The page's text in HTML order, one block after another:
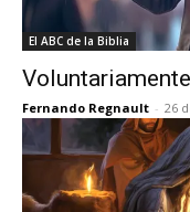
El ABC de la Biblia
Fernando Regnault - 26